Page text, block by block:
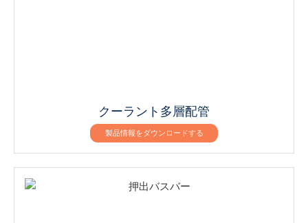
クーラント多層配管
製品情報をダウンロードする